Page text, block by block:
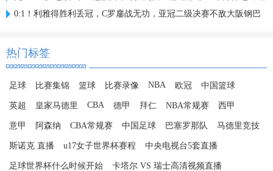
0:1！利雅得胜利丢冠，C罗鏖战无功，亚冠二级决赛不敌大阪钢巴
热门标签
足球 比赛集锦 篮球 比赛录像 NBA 欧冠 中国篮球
英超 皇家马德里 CBA 德甲 拜仁 NBA常规赛 西甲
意甲 阿森纳 CBA常规赛 中国足球 巴塞罗那队 马德里竞技
斯诺克 直播 u17女子世界杯赛程 中央电视台5套直播
足球世界杯什么时候开始 卡塔尔 VS 瑞士高清视频直播